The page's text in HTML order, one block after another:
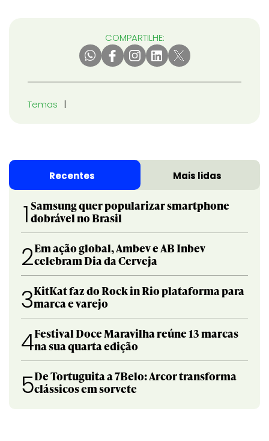
COMPARTILHE:
Temas
Recentes Mais lidas
1 Samsung quer popularizar smartphone
dobrável no Brasil
2Em ação global, Ambev e AB Inbev
celebram Dia da Cerveja
3KitKat faz do Rock in Rio plataforma para
marca e varejo
4Festival Doce Maravilha reúne 13 marcas
na sua quarta edição
5De Tortuguita a 7Belo: Arcor transforma
clássicos em sorvete